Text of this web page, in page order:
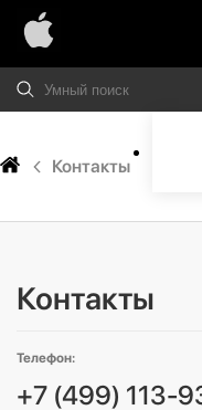
Контакты
Контакты
Телефон:
+7 (499) 113-